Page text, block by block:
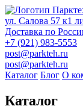
ул. Салова 57 к1
Доставка по
+7 (921) 983-5553
post@parkteh.ru
post@parkteh.ru
Каталог Блог О
Каталог